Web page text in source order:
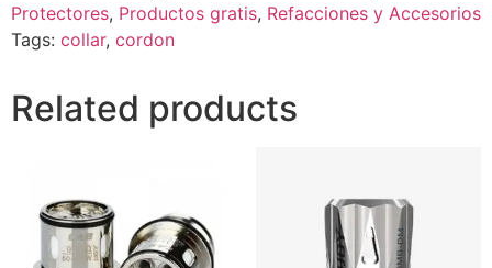
Protectores, Productos gratis, Refacciones y Accesorios
Tags: collar, cordon
Related products